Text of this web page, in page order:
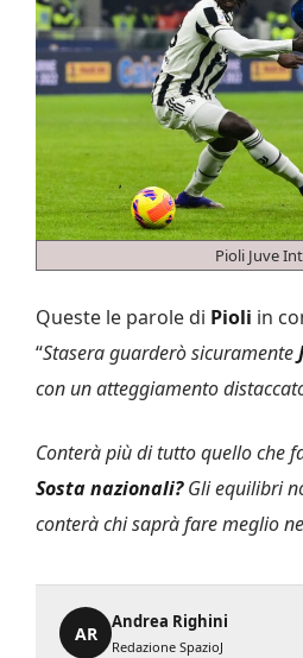
Pioli Juve
Queste le parole di Pioli in
“Stasera guarderò sicuramente
con un atteggiamento
Conterà più di tutto quello che
Sosta nazionali?Gli equilibri
conterà chi saprà fare meglio
AR
Andrea Righini
Redazione SpazioJ